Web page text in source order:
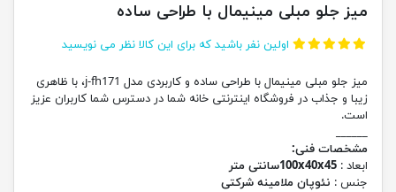
میز جلو مبلی مینیمال با طراحی ساده
اولین نفر باشید که برای این کالا نظر می نویسید
میز جلو مبلی مینیمال با طراحی ساده و کاربردی مدل j-fh171، با ظاهری
زیبا و جذاب در فروشگاه اینترنتی خانه شما در دسترس شما کاربران عزیز
است.
______
مشخصات فنی:
ابعاد : 100x40x45سانتی متر
جنس : نئوپان ملامینه شرکتی